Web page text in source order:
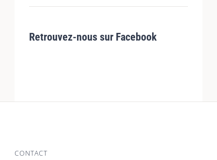
Retrouvez-nous sur Facebook
CONTACT